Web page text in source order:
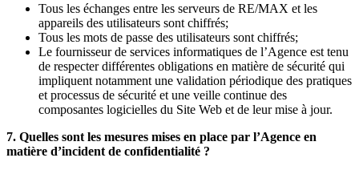
Tous les échanges entre les serveurs de RE/MAX et les
appareils des utilisateurs sont chiffrés;
Tous les mots de passe des utilisateurs sont chiffrés;
Le fournisseur de services informatiques de l’Agence est tenu
de respecter différentes obligations en matière de sécurité qui
impliquent notamment une validation périodique des pratiques
et processus de sécurité et une veille continue des
composantes logicielles du Site Web et de leur mise à jour.
7. Quelles sont les mesures mises en place par l’Agence en
matière d’incident de confidentialité ?